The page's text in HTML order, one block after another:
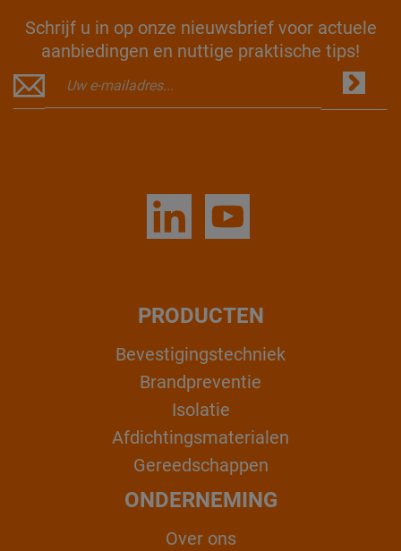
Schrijf u in op onze nieuwsbrief voor actuele
aanbiedingen en nuttige praktische tips!
PRODUCTEN
Bevestigingstechniek
Brandpreventie
Isolatie
Afdichtingsmaterialen
Gereedschappen
ONDERNEMING
Over ons